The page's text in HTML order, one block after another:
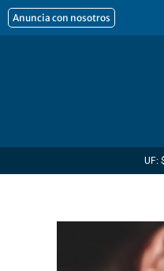
al
Anuncia con nosotros
UF: